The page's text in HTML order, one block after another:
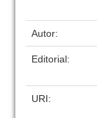
Autor:
Editorial:
URI: